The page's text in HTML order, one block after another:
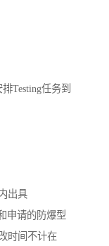
Testing任务到
出具
申请的防爆型
时间不计在